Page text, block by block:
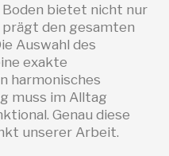
bietet nicht nur
den gesamten
Auswahl des
exakte
harmonisches
muss im Alltag
Genau diese
unserer Arbeit.